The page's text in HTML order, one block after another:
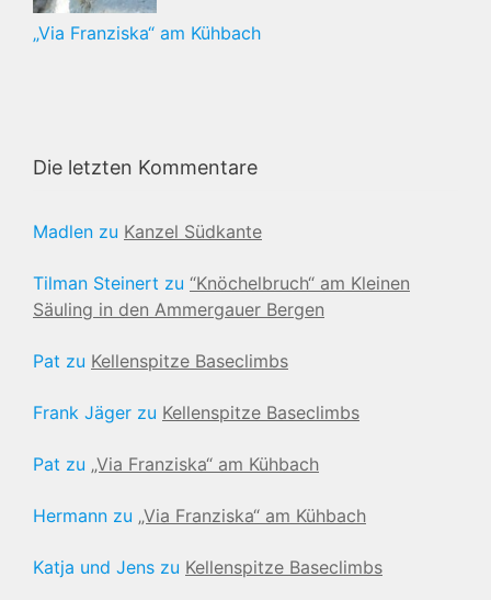
„Via Franziska“ am Kühbach
Die letzten Kommentare
Madlen zu Kanzel Südkante
Tilman Steinert zu “Knöchelbruch“ am Kleinen
Säuling in den Ammergauer Bergen
Pat zu Kellenspitze Baseclimbs
Frank Jäger zu Kellenspitze Baseclimbs
Pat zu „Via Franziska“ am Kühbach
Hermann zu „Via Franziska“ am Kühbach
Katja und Jens zu Kellenspitze Baseclimbs